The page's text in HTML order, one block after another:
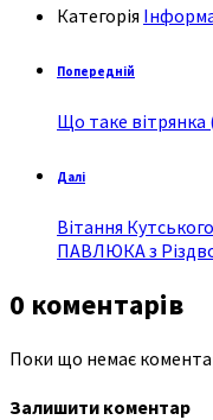
Категорія
Попередній
Що таке вітрянка
Далі
Вітання
ПАВЛЮКА з
0 коментарів
Поки що немає
Залишити коментар